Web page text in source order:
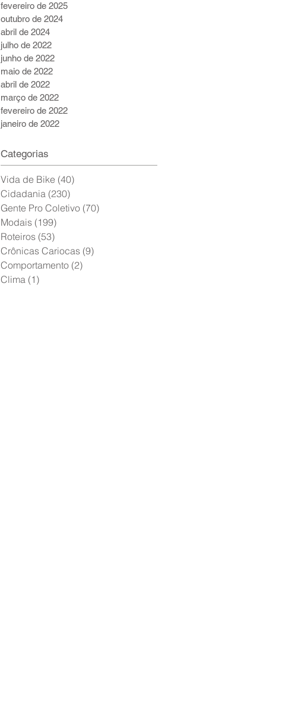
fevereiro de 2025
outubro de 2024
abril de 2024
julho de 2022
junho de 2022
maio de 2022
abril de 2022
março de 2022
fevereiro de 2022
janeiro de 2022
Categorias
Vida de Bike (40)
Cidadania (230)
Gente Pro Coletivo (70)
Modais (199)
Roteiros (53)
Crônicas Cariocas (9)
Comportamento (2)
Clima (1)